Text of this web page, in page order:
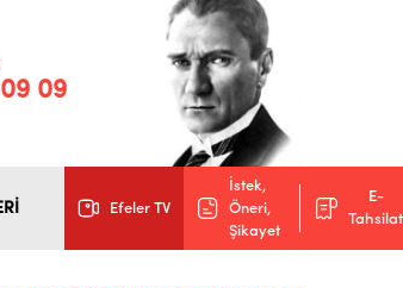
09
Efeler TV
İstek,
Öneri,
Şikayet
E-
Tahsilat